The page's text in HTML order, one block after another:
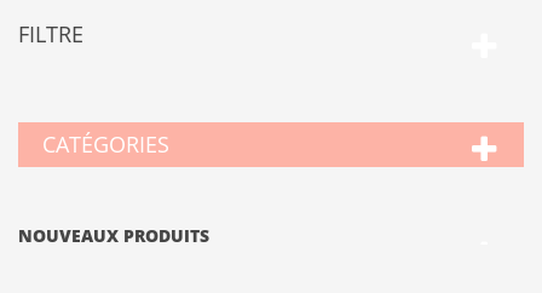
FILTRE
CATÉGORIES
NOUVEAUX PRODUITS